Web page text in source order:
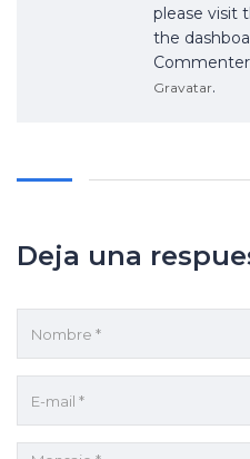
please visit
the
Gravatar.
Deja una